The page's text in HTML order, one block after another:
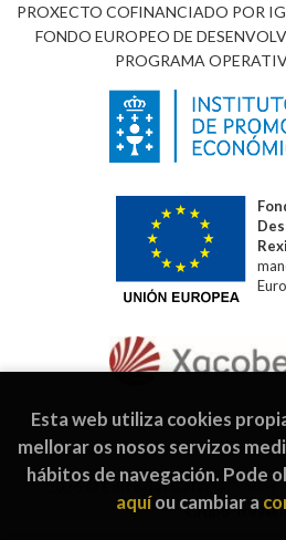
PROXECTO COFINANCIADO POR
FONDO EUROPEO DE
PROGRAMA
2026 ©Editorial Galaxia .
Grupo
Esta web utiliza cookies
mellorar os nosos servizos
hábitos de navegación. Pode
aquíou cambiar a